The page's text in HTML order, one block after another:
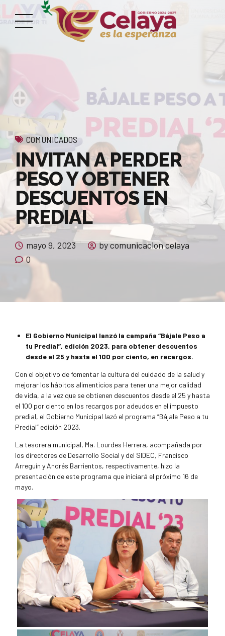
COMUNICADOS
INVITAN A PERDER
PESO Y OBTENER
DESCUENTOS EN
PREDIAL
mayo 9, 2023
by comunicacion celaya
0
El Gobierno Municipal lanzó la campaña “Bájale Peso a
tu Predial”, edición 2023, para obtener descuentos
desde el 25 y hasta el 100 por ciento, en recargos.
Con el objetivo de fomentar la cultura del cuidado de la salud y
mejorar los hábitos alimenticios para tener una mejor calidad
de vida, a la vez que se obtienen descuentos desde el 25 y hasta
el 100 por ciento en los recargos por adeudos en el impuesto
predial, el Gobierno Municipal lazó el programa “Bájale Peso a tu
Predial” edición 2023.
La tesorera municipal, Ma. Lourdes Herrera, acompañada por
los directores de Desarrollo Social y del SIDEC, Francisco
Arreguín y Andrés Barrientos, respectivamente, hizo la
presentación de este programa que iniciará el próximo 16 de
mayo.